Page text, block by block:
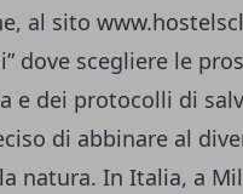
al sito
dove scegliere le
e dei protocolli di
di abbinare al
natura. In Italia, a